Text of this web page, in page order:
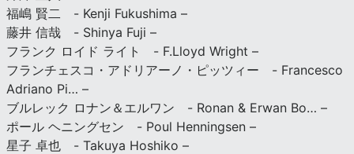
福嶋 賢二 - Kenji Fukushima –
藤井 信哉 - Shinya Fuji –
フランク ロイド ライト - F.Lloyd Wright –
フランチェスコ・アドリアーノ・ピッツィー - Francesco
Adriano Pi… –
ブルレック ロナン＆エルワン - Ronan & Erwan Bo… –
ポール ヘニングセン - Poul Henningsen –
星子 卓也 - Takuya Hoshiko –